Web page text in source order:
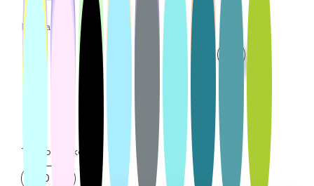
Цвета:
Термостойкость:
150 °C